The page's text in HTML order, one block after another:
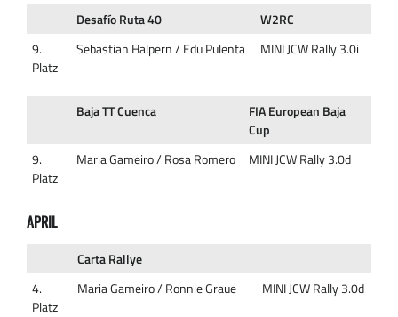
Desafío Ruta 40
W2RC
9.
Platz
Sebastian Halpern / Edu Pulenta MINI JCW Rally 3.0i
Baja TT Cuenca
FIA European Baja
Cup
9.
Platz
Maria Gameiro / Rosa Romero MINI JCW Rally 3.0d
APRIL
Carta Rallye
4.
Platz
Maria Gameiro / Ronnie Graue MINI JCW Rally 3.0d